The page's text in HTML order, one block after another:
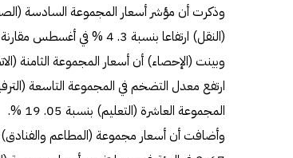
(النقل) ارتفاعا بنسبة 3. 4 % في أغسطس مقارنة بالشهر ذاته من 2021.
المجموعة العاشرة (التعليم) بنسبة 05. 19 %.
وأضافت أن أسعار مجموعة (المطاعم